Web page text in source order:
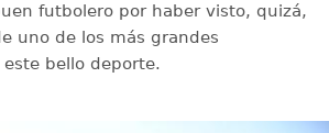
futbolero por haber visto, quizá,
uno de los más grandes
bello deporte.